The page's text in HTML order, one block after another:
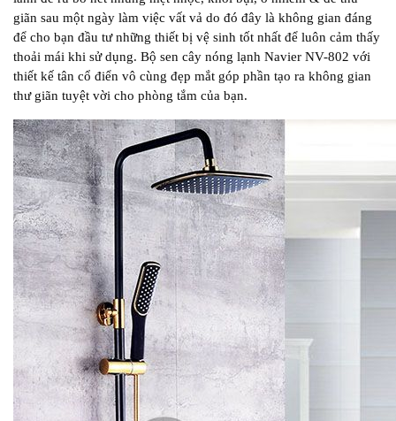
giãn sau một ngày làm việc vất vả do đó đây là không gian đáng
để cho bạn đầu tư những thiết bị vệ sinh tốt nhất để luôn cảm thấy
thoải mái khi sử dụng. Bộ sen cây nóng lạnh Navier NV-802 với
thiết kế tân cổ điển vô cùng đẹp mắt góp phần tạo ra không gian
thư giãn tuyệt vời cho phòng tắm của bạn.